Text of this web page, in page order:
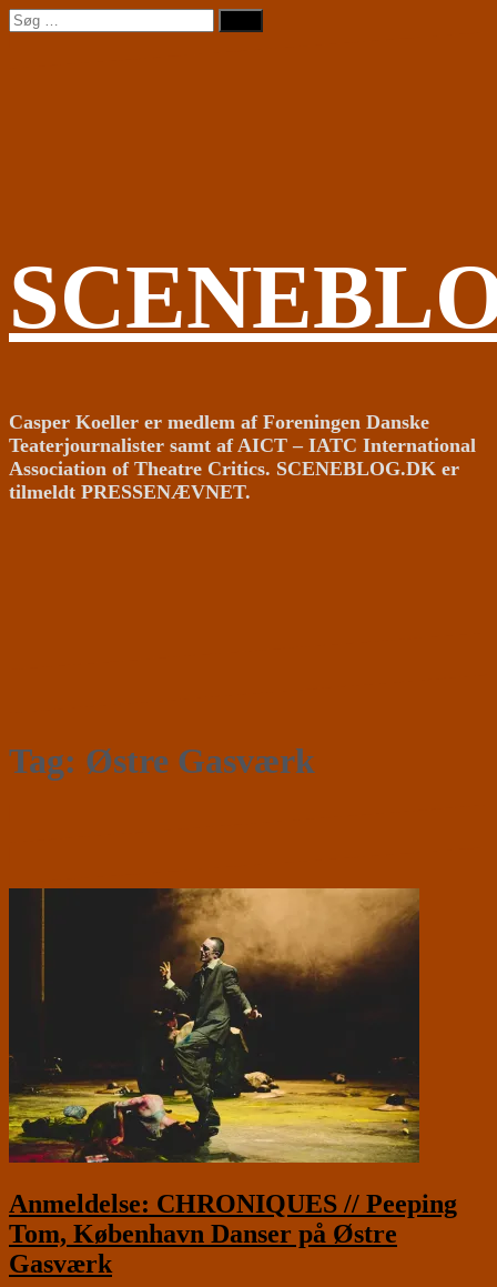
Videre
til
Søg
efter:
Casper Koeller er medlem af Foreningen Danske
Teaterjournalister samt af AICT – IATC International
Association of Theatre Critics. SCENEBLOG.DK er
tilmeldt PRESSENÆVNET.
Tag: Østre Gasværk
Anmeldelse: CHRONIQUES // Peeping
Tom, København Danser på Østre
Gasværk